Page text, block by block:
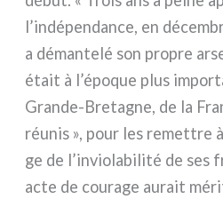
l’indépendance, en
a déman­te­lé son pro­pre
était à l’époque plus
Grande-Bretagne, de la
réu­nis », pour les remet­tre
ge de l’inviolabilité de ses
acte de cou­ra­ge aurait